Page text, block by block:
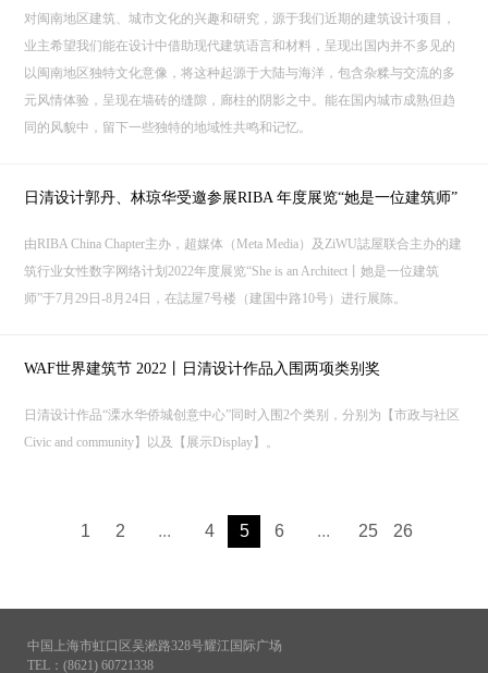
对闽南地区建筑、城市文化的兴趣和研究，源于我们近期的建筑设计项目，
业主希望我们能在设计中借助现代建筑语言和材料，呈现出国内并不多见的
以闽南地区独特文化意像，将这种起源于大陆与海洋，包含杂糅与交流的多
元风情体验，呈现在墙砖的缝隙，廊柱的阴影之中。能在国内城市成熟但趋
同的风貌中，留下一些独特的地域性共鸣和记忆。
日清设计郭丹、林琼华受邀参展RIBA 年度展览“她是一位建筑师”
由RIBA China Chapter主办，超媒体（Meta Media）及ZiWU誌屋联合主办的建
筑行业女性数字网络计划2022年度展览“She is an Architect丨她是一位建筑
师”于7月29日-8月24日，在誌屋7号楼（建国中路10号）进行展陈。
WAF世界建筑节 2022丨日清设计作品入围两项类别奖
日清设计作品“溧水华侨城创意中心”同时入围2个类别，分别为【市政与社区
Civic and community】以及【展示Display】。
1 2 ... 4 5 6 ... 25 26
中国上海市虹口区吴淞路328号耀江国际广场
TEL：(8621) 60721338